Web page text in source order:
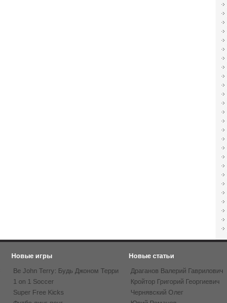
Новые игры
Be John Terry: Будь Джоном Терри
1 on 1 Soccer
Super Free Kicks
Новые статьи
Драганов Валерий Гаврилович
Кройтор Григорий Георгиевич
Чернявский Олег